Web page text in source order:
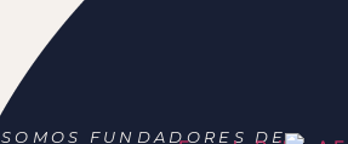
SOMOS FUNDADORES DE: